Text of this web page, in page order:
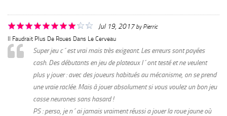
Jul 19, 2017byPierric
Il Faudrait Plus De Roues Dans Le Cerveau
Super jeu c´est vrai mais très exigeant. Les erreurs sont payées
cash. Des débutants en jeu de plateaux l´ont testé et ne veulent
plus y jouer : avec des joueurs habitués au mécanisme, on se prend
une vraie raclée. Mais à jouer absolument si vous voulez un bon jeu
casse neurones sans hasard !
PS : perso, je n´ai jamais vraiment réussi a jouer la roue jaune où